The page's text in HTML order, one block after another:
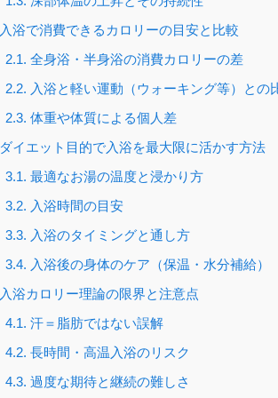
入浴で消費できるカロリーの目安と比較
2.1. 全身浴・半身浴の消費カロリーの差
2.2. 入浴と軽い運動（ウォーキング等）との
2.3. 体重や体質による個人差
ダイエット目的で入浴を最大限に活かす方法
3.1. 最適なお湯の温度と浸かり方
3.2. 入浴時間の目安
3.3. 入浴のタイミングと通し方
3.4. 入浴後の身体のケア（保温・水分補給）
入浴カロリー理論の限界と注意点
4.1. 汗＝脂肪ではない誤解
4.2. 長時間・高温入浴のリスク
4.3. 過度な期待と継続の難しさ